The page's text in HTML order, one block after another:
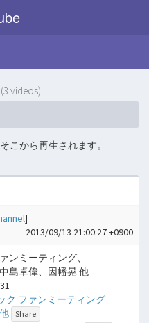
(3 videos)
こから再生されます。
]
2013/09/13 21:00:27 +0900
ンミーティング、
島卓偉、因幡晃 他
ク ファンミーティング
Share